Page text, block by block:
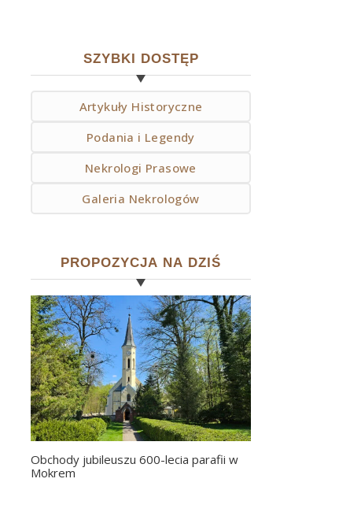
SZYBKI DOSTĘP
Artykuły Historyczne
Podania i Legendy
Nekrologi Prasowe
Galeria Nekrologów
PROPOZYCJA NA DZIŚ
Obchody jubileuszu 600-lecia parafii w
Mokrem